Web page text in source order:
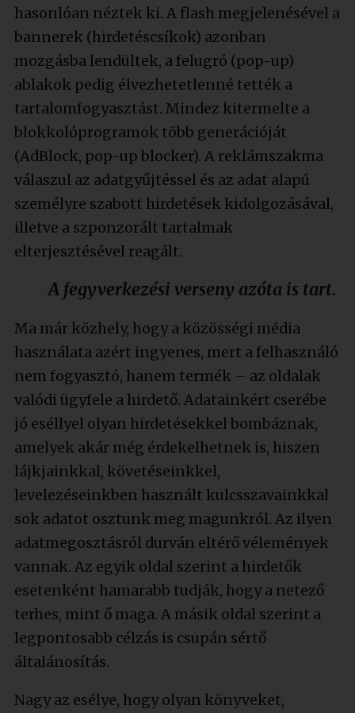
hasonlóan néztek ki. A flash megjelenésével a
bannerek (hirdetéscsíkok) azonban
mozgásba lendültek, a felugró (pop-up)
ablakok pedig élvezhetetlenné tették a
tartalomfogyasztást. Mindez kitermelte a
blokkolóprogramok több generációját
(AdBlock, pop-up blocker). A reklámszakma
válaszul az adatgyűjtéssel és az adat alapú
személyre szabott hirdetések kidolgozásával,
illetve a szponzorált tartalmak
elterjesztésével reagált.
A fegyverkezési verseny azóta is tart.
Ma már közhely, hogy a közösségi média
használata azért ingyenes, mert a felhasználó
nem fogyasztó, hanem termék – az oldalak
valódi ügyfele a hirdető. Adatainkért cserébe
jó eséllyel olyan hirdetésekkel bombáznak,
amelyek akár még érdekelhetnek is, hiszen
lájkjainkkal, követéseinkkel,
levelezéseinkben használt kulcsszavainkkal
sok adatot osztunk meg magunkról. Az ilyen
adatmegosztásról durván eltérő vélemények
vannak. Az egyik oldal szerint a hirdetők
esetenként hamarabb tudják, hogy a netező
terhes, mint ő maga. A másik oldal szerint a
legpontosabb célzás is csupán sértő
általánosítás.
Nagy az esélye, hogy olyan könyveket,